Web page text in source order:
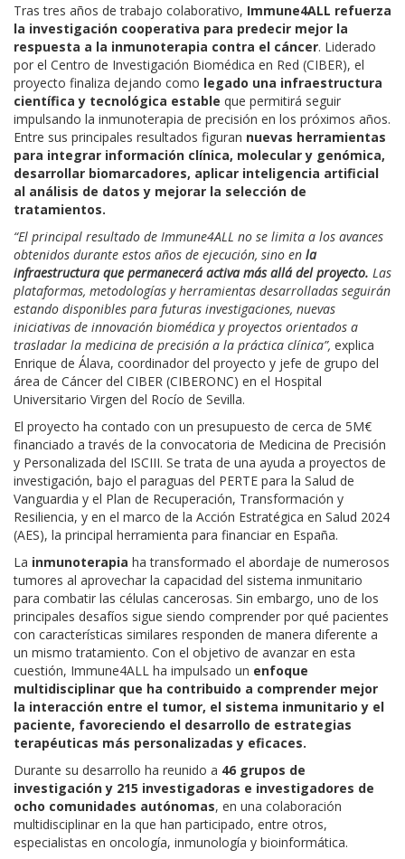
Tras tres años de trabajo colaborativo, Immune4ALL refuerza
la investigación cooperativa para predecir mejor la
respuesta a la inmunoterapia contra el cáncer. Liderado
por el Centro de Investigación Biomédica en Red (CIBER), el
proyecto finaliza dejando como legado una infraestructura
científica y tecnológica estable que permitirá seguir
impulsando la inmunoterapia de precisión en los próximos años.
Entre sus principales resultados figuran nuevas herramientas
para integrar información clínica, molecular y genómica,
desarrollar biomarcadores, aplicar inteligencia artificial
al análisis de datos y mejorar la selección de
tratamientos.
“El principal resultado de Immune4ALL no se limita a los avances
obtenidos durante estos años de ejecución, sino en la
infraestructura que permanecerá activa más allá del proyecto. Las
plataformas, metodologías y herramientas desarrolladas seguirán
estando disponibles para futuras investigaciones, nuevas
iniciativas de innovación biomédica y proyectos orientados a
trasladar la medicina de precisión a la práctica clínica”, explica
Enrique de Álava, coordinador del proyecto y jefe de grupo del
área de Cáncer del CIBER (CIBERONC) en el Hospital
Universitario Virgen del Rocío de Sevilla.
El proyecto ha contado con un presupuesto de cerca de 5M€
financiado a través de la convocatoria de Medicina de Precisión
y Personalizada del ISCIII. Se trata de una ayuda a proyectos de
investigación, bajo el paraguas del PERTE para la Salud de
Vanguardia y el Plan de Recuperación, Transformación y
Resiliencia, y en el marco de la Acción Estratégica en Salud 2024
(AES), la principal herramienta para financiar en España.
La inmunoterapia ha transformado el abordaje de numerosos
tumores al aprovechar la capacidad del sistema inmunitario
para combatir las células cancerosas. Sin embargo, uno de los
principales desafíos sigue siendo comprender por qué pacientes
con características similares responden de manera diferente a
un mismo tratamiento. Con el objetivo de avanzar en esta
cuestión, Immune4ALL ha impulsado un enfoque
multidisciplinar que ha contribuido a comprender mejor
la interacción entre el tumor, el sistema inmunitario y el
paciente, favoreciendo el desarrollo de estrategias
terapéuticas más personalizadas y eficaces.
Durante su desarrollo ha reunido a 46 grupos de
investigación y 215 investigadoras e investigadores de
ocho comunidades autónomas, en una colaboración
multidisciplinar en la que han participado, entre otros,
especialistas en oncología, inmunología y bioinformática.